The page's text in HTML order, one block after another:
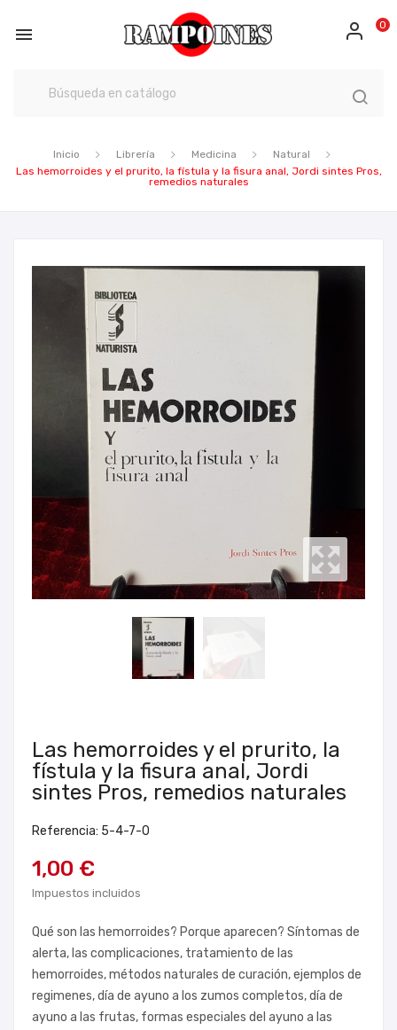
 0
Inicio Librería Medicina
Natural
Las hemorroides y el prurito, la fístula y la fisura anal, Jordi sintes Pros,
remedios naturales
Las hemorroides y el prurito, la
fístula y la fisura anal, Jordi
sintes Pros, remedios naturales
Referencia: 5-4-7-0
1,00 €
Impuestos incluidos
Qué son las hemorroides? Porque aparecen? Síntomas de
alerta, las complicaciones, tratamiento de las
hemorroides, métodos naturales de curación, ejemplos de
regimenes, día de ayuno a los zumos completos, día de
ayuno a las frutas, formas especiales del ayuno a las